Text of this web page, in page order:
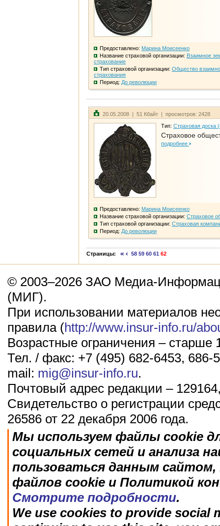
Предоставлено: Марина Моисеенко
Название страховой организации: Взаимное
страхование
Тип страховой организации: Общество
страхования
Период: До революции
20.05.2008 | 51 Кбайт | просмотров: 2428
Тип: Страховая доска
Страховое
подробнее
Предоставлено: Марина Моисеенко
Название страховой организации: Страховое
Тип страховой организации: Страховая
Период: До революции
Страницы: 58 59 60 61 62
© 2003–2026 ЗАО Медиа-
(МИГ).
При использовании материалов
правила (http://www.insur-info.ru/
Возрастные ограничения – старше
Тел. / факс: +7 (495) 682-6453, 686-
mail: mig@insur-info.ru.
Почтовый адрес редакции –
Свидетельство о регистрации
26586 от 22 декабря 2006 года.
Мы используем файлы cookie
социальных сетей и анализа
пользоваться данным
файлов cookie и Политикой
Смотрите подробности.
We use cookies to provide social